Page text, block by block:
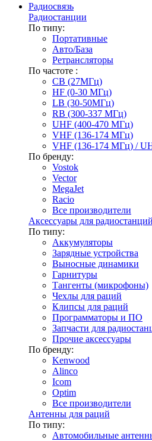
Радиосвязь
Радиостанции
По типу:
Портативные
Авто/База
Ретрансляторы
По частоте :
CB (27МГц)
HF (0-30 МГц)
LB (30-50МГц)
RB (300-337 МГц)
UHF (400-470 МГц)
VHF (136-174 МГц)
VHF (136-174 МГц) /
По бренду:
Vostok
Vector
MegaJet
Racio
Все производители
Аксессуары для радиостанций
По типу:
Аккумуляторы
Зарядные устройства
Выносные динамики
Гарнитуры
Тангенты (микрофоны)
Чехлы для раций
Клипсы для раций
Программаторы и ПО
Запчасти для
Прочие аксессуары
По бренду:
Kenwood
Alinco
Icom
Optim
Все производители
Антенны для раций
По типу:
Автомобильные